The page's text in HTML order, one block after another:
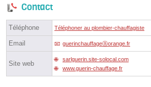
Contact
Téléphone Téléphoner au plombier-chauffagiste
Email guerinchauffageⓐorange.fr
Site web
sarlguerin.site-solocal.com
www.guerin-chauffage.fr